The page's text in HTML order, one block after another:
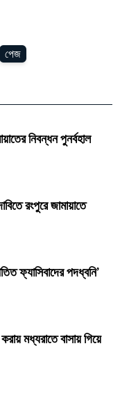
পেজ
নিবন্ধন পুনর্বহাল
রংপুরে জামায়াতে
ফ্যাসিবাদের পদধ্বনি’
মধ্যরাতে বাসায় গিয়ে